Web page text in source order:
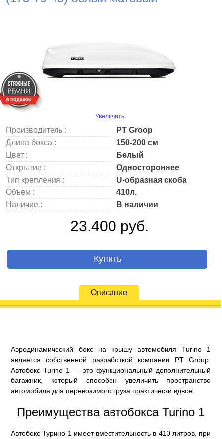
Увеличить
Производитель :
PT Groop
Длина бокса :
150-200 см
Цвет :
Белый
Открытие :
Одностороннее
Тип крепления :
U-образная скоба
Объем :
410л.
Наличие :
В наличии
23.400 руб.
Купить
Описание
Аэродинамический бокс на крышу автомобиля Turino 1
является собственной разработкой компании PT Group.
Автобокс Turino 1 — это функциональный дополнительный
багажник, который способен увеличить пространство
автомобиля для перевозимого груза практически вдвое.
Преимущества автобокса Turino 1
Автобокс Турино 1 имеет вместительность в 410 литров, при